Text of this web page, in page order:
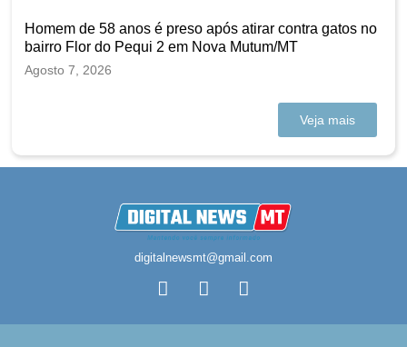
Homem de 58 anos é preso após atirar contra gatos no
bairro Flor do Pequi 2 em Nova Mutum/MT
Agosto 7, 2026
Veja mais
digitalnewsmt@gmail.com